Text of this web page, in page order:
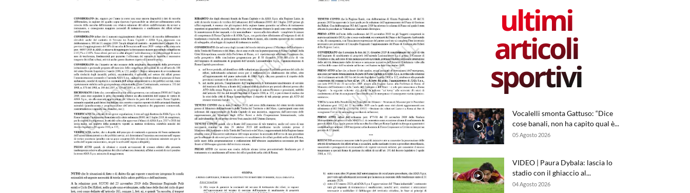
ultimi
articoli
sportivi
Vocalelli smonta Gattuso: “Dice
cose banali, non ha capito qual è...
05 Agosto 2026
VIDEO | Paura Dybala: lascia lo
stadio con il ghiaccio al...
04 Agosto 2026